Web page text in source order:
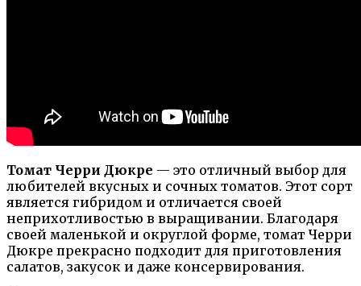
Томат Черри Дюкре — это отличный выбор для
любителей вкусных и сочных томатов. Этот сорт
является гибридом и отличается своей
неприхотливостью в выращивании. Благодаря
своей маленькой и округлой форме, томат Черри
Дюкре прекрасно подходит для приготовления
салатов, закусок и даже консервирования.